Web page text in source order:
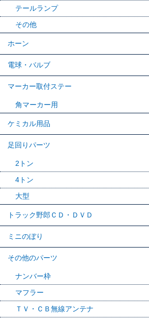
テールランプ
その他
ホーン
電球・バルブ
マーカー取付ステー
角マーカー用
ケミカル用品
足回りパーツ
2トン
4トン
大型
トラック野郎ＣＤ・ＤＶＤ
ミニのぼり
その他のパーツ
ナンバー枠
マフラー
ＴＶ・ＣＢ無線アンテナ